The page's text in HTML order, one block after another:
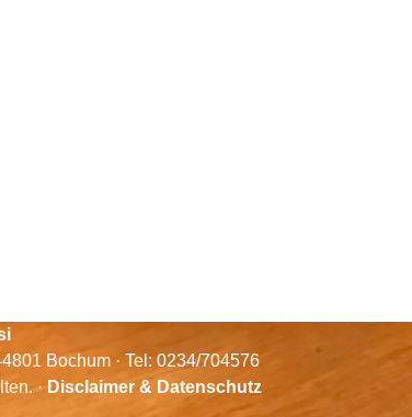
Bochum · Tel: 0234/704576
· Disclaimer & Datenschutz